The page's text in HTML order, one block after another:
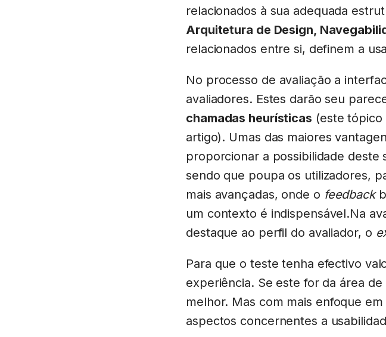
relacionados à sua adequada
Arquitetura de Design,
relacionados entre si, definem a
No processo de avaliação a
avaliadores. Estes darão seu
chamadas heurísticas (este
artigo). Umas das maiores
proporcionar a possibilidade
sendo que poupa os utilizadores,
mais avançadas, onde o feedback
um contexto é indispensável.Na
destaque ao perfil do avaliador, o
Para que o teste tenha efectivo
experiência. Se este for da área
melhor. Mas com mais enfoque
aspectos concernentes a